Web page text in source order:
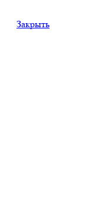
Закрыть